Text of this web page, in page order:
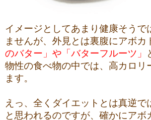
イメージとしてあまり健康そうで
ませんが、外見とは裏腹にアボカ
のバター」や「バターフルーツ」
物性の食べ物の中では、高カロリ
ます。
えっ、全くダイエットとは真逆で
と思われるのですが、確かにアボ